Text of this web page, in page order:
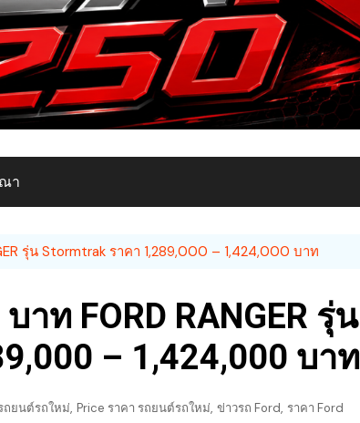
า
รุ่น Stormtrak ราคา 1,289,000 – 1,424,000 บาท
ท FORD RANGER รุ่น
– 1,424,000 บาท
ถยนต์รถใหม่, Price ราคา รถยนต์รถใหม่, ข่าวรถ Ford, ราคา Ford